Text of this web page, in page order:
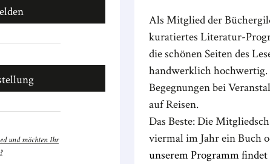
und möchten Ihr
Als Mitglied der
kuratiertes Literatur-
die schönen Seiten des
handwerklich hochwertig.
Begegnungen bei
auf Reisen.
Das Beste: Die
viermal im Jahr ein Buch
unserem Programm